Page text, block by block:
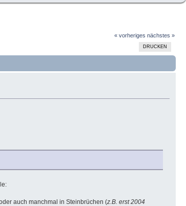
« vorheriges nächstes »
DRUCKEN
auch manchmal in Steinbrüchen (z.B. erst 2004